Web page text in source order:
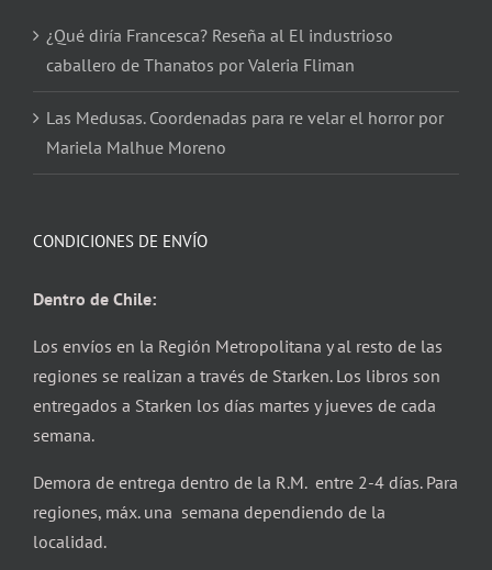
¿Qué diría Francesca? Reseña al El industrioso
caballero de Thanatos por Valeria Fliman
Las Medusas. Coordenadas para re velar el horror por
Mariela Malhue Moreno
CONDICIONES DE ENVÍO
Dentro de Chile:
Los envíos en la Región Metropolitana y al resto de las
regiones se realizan a través de Starken. Los libros son
entregados a Starken los días martes y jueves de cada
semana.
Demora de entrega dentro de la R.M. entre 2-4 días. Para
regiones, máx. una semana dependiendo de la
localidad.